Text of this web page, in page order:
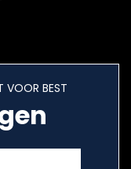
VOOR BEST